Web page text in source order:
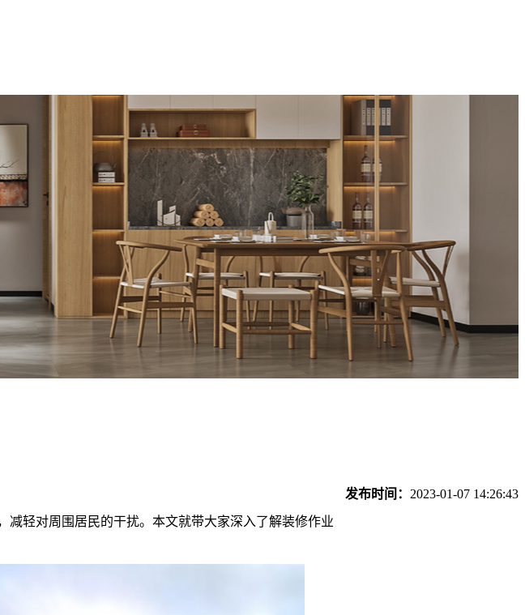
发布时间： 2023-01-07 14:26:43
轻对周围居民的干扰。本文就带大家深入了解装修作业